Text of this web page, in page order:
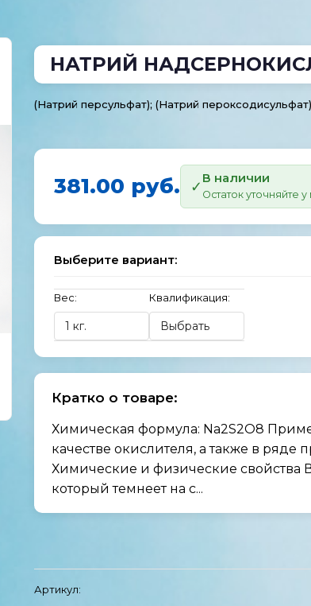
НАТРИЙ
(Натрий персульфат); (Натрий
381.00 руб. В наличии
Остаток уточняйте
Выберите вариант:
Вес: Квалификация:
Кратко о товаре:
Химическая формула: Na2S2O8
качестве окислителя, а также в ряде
Химические и физические
который темнеет на с...
Артикул: